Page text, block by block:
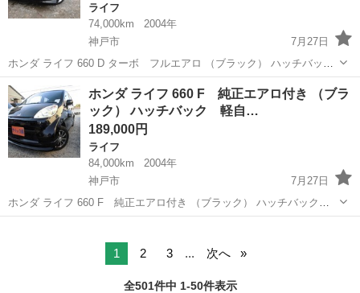
ライフ
74,000km
2004年
神戸市
7月27日
ホンダ ライフ 660 D ターボ フルエアロ （ブラック） ハッチバッ
ク 軽自動車 本体価格 279,000円 支払総額 379,000円 年式(初度登録
年):2004(H16) 走行距離:7.4万km 修復歴:なし...
神戸市 ライフ 軽自動車
ホンダ ライフ 660 F 純正エアロ付き （ブラ
ック） ハッチバック 軽自…
189,000円
ライフ
84,000km
2004年
神戸市
7月27日
ホンダ ライフ 660 F 純正エアロ付き （ブラック） ハッチバック
軽自動車 本体価格 189,000円 支払総額 289,000円 年式(初度登録
1 2 3 ... 次へ
全501件中 1-50件表示